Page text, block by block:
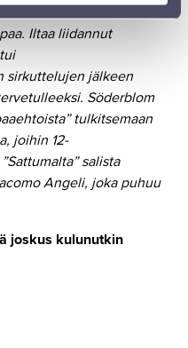
konventionaalisia
Iltaa liidannut
sirkuttelujen jälkeen
Söderblom
tulkitsemaan
joihin 12-
salista
Angeli, joka puhuu
joskus kulunutkin